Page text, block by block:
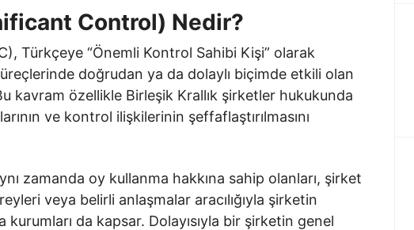
Control) Nedir?
Türkçeye “Önemli Kontrol Sahibi Kişi” olarak
doğrudan ya da dolaylı biçimde etkili olan
kavram özellikle Birleşik Krallık şirketler hukukunda
ve kontrol ilişkilerinin şeffaflaştırılmasını
zamanda oy kullanma hakkına sahip olanları, şirket
veya belirli anlaşmalar aracılığıyla şirketin
da kapsar. Dolayısıyla bir şirketin genel